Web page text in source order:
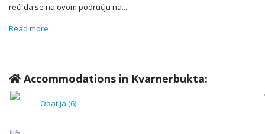
reći da se na ovom području na...
Read more
Accommodations in Kvarnerbukta:
Opatija (6)